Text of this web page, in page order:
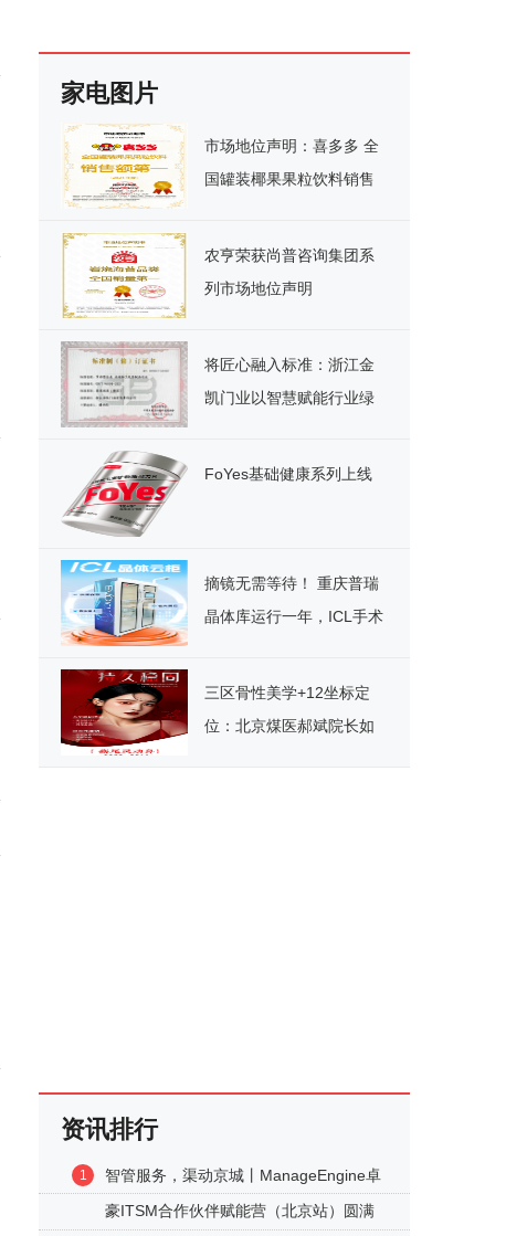
家电图片
市场地位声明：喜多多 全
国罐装椰果果粒饮料销售
农亨荣获尚普咨询集团系
列市场地位声明
将匠心融入标准：浙江金
凯门业以智慧赋能行业绿
FoYes基础健康系列上线
摘镜无需等待！ 重庆普瑞
晶体库运行一年，ICL手术
三区骨性美学+12坐标定
位：北京煤医郝斌院长如
资讯排行
1
智管服务，渠动京城丨ManageEngine卓
豪ITSM合作伙伴赋能营（北京站）圆满